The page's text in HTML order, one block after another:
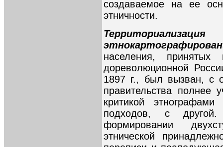
создаваемое на ее
этничности.
населения, принятых
дореволюционной
1897 г., был вызван, с
правительства полнее
критикой
подходов, с
формировании
этнической